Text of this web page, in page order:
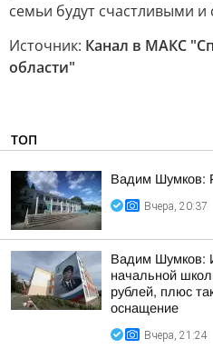
семьи будут счастливыми
Источник: Канал в МАКС
области"
ТОП
Вадим Шумков:
Вчера, 20:37
Вадим Шумков:
начальной
рублей, плюс
оснащение
Вчера, 21:24